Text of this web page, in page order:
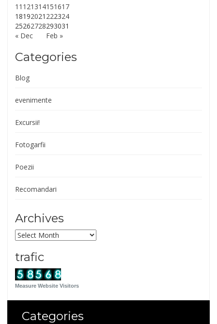
« Dec Feb »
11 121314151617
18192021 222324
25262728293031
Categories
Blog
evenimente
Excursii!
Fotogarfii
Poezii
Recomandari
Archives
Archives
trafic
Measure Website Visitors
Categories